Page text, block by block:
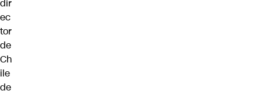
dir
ec
tor
de
Ch
ile
de